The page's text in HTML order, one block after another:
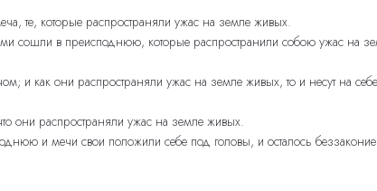
те, которые распространяли ужас на земле живых.
сошли в преисподнюю, которые распространили собою ужас на
и как они распространяли ужас на земле живых, то и несут на
они распространяли ужас на земле живых.
и мечи свои положили себе под головы, и осталось беззаконие